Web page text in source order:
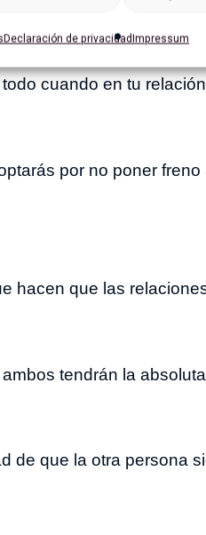
Declaración de privacidadImpressum
y el amor
es muy fina y si te la
cuando en tu
por no poner
hacen que las
tendrán la
de que la otra persona